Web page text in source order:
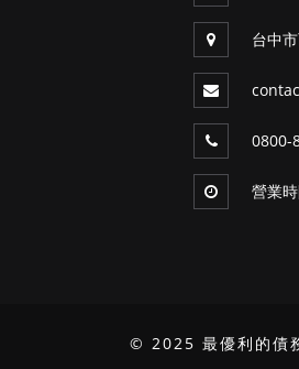
台中
0800-
營業
© 2025 最優利的